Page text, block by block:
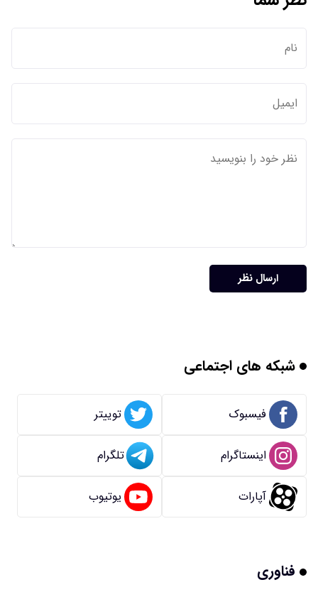
ارسال نظر
شبکه های اجتماعی
فیسبوک توییتر
اینستاگرام تلگرام
آپارات یوتیوب
فناوری